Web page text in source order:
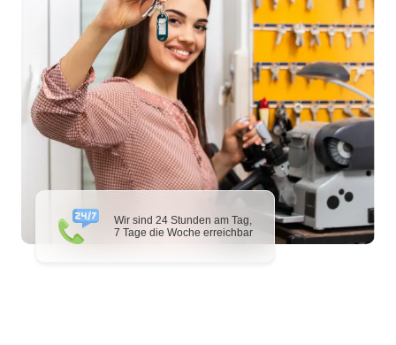
Wir sind 24 Stunden am Tag,
7 Tage die Woche erreichbar